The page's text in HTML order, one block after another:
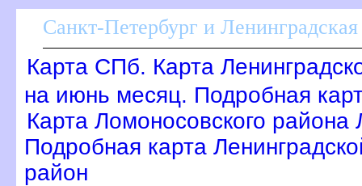
Санкт-Петербург и Ленинградская
Карта СПб. Карта
на июнь месяц. Подробная
Карта Ломоносовского района
Подробная карта
район